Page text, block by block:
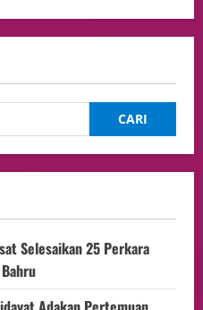
Selesaikan 25 Perkara